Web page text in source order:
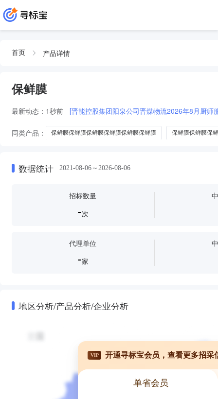
首页 产品详情
保鲜膜
最新动态： 1秒前 [晋能控股集团阳泉公司晋煤物流2026年8月厨
同类产品： 保鲜膜保鲜膜保鲜膜保鲜膜保鲜膜保鲜膜 保鲜膜保鲜膜保
数据统计 2021-08-06～2026-08-06
招标数量
-次
代理单位
-家
地区分析/产品分析/企业分析
VIP 开通寻标宝会员，查看更多招采
单省会员